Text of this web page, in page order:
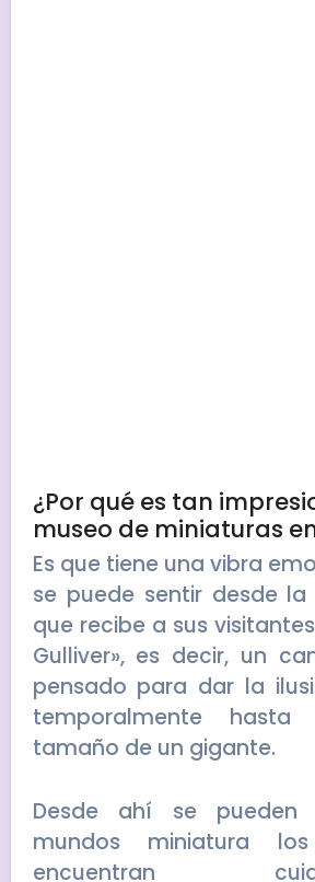
¿Por qué es tan
museo de miniaturas
Es que tiene una vibra
se puede sentir desde
que recibe a sus
Gulliver», es decir, un
pensado para dar la
temporalmente
tamaño de un gigante.
Desde ahí se pueden
mundos miniatura
encuentran